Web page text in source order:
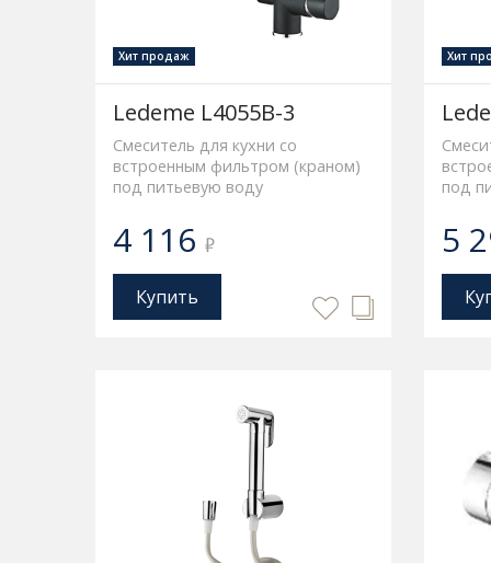
Хит продаж
Ledeme L4055B-3
Смеситель для кухни со
встроенным фильтром (краном)
под питьевую воду
4 116 ₽
Купить
Хит
под
5